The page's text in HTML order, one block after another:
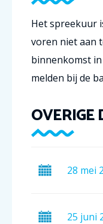
Het spreekuur
voren niet aan
binnenkomst
melden bij de
OVERIGE
28 mei
25 juni